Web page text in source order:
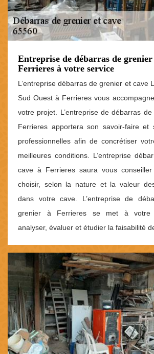
Entreprise de débarras de grenier
Ferrieres à votre service
L’entreprise débarras de grenier et cave
Sud Ouest à Ferrieres vous
votre projet. L’entreprise de débarras
Ferrieres apportera son savoir-faire et
professionnelles afin de concrétiser
meilleures conditions. L’entreprise
cave à Ferrieres saura vous
choisir, selon la nature et la valeur
dans votre cave. L’entreprise de
grenier à Ferrieres se met à votre
analyser, évaluer et étudier la faisabilité